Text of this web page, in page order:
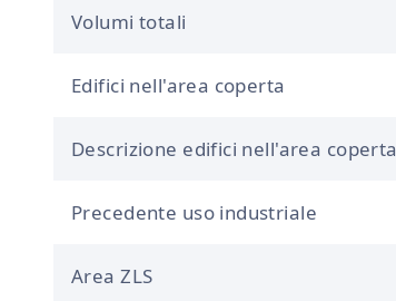
Volumi totali
Edifici nell'area coperta
Descrizione edifici nell'area coperta
Precedente uso industriale
Area ZLS